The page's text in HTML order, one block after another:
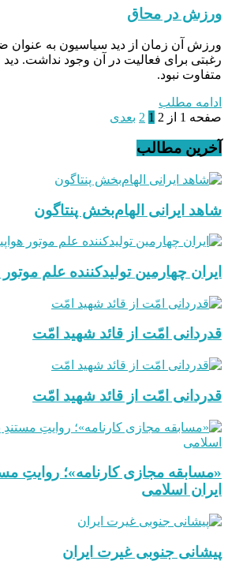
ورزش در محاق
ورزش آن زمان از دید سیاسیون به
رغبتی برای فعالیت در آن وجود نداشت. دید
متفاوت نبود.
ادامه مطلب
صفحه 1 از 2
1
2 بعدی
آخرین مطالب
شاهد ایرانی الهام‌بخش پنتاگون
ایران چهارمین تولیدکننده علم
قدردانی امّت از قائد شهید امّت
قدردانی امّت از قائد شهید امّت
«مسابقه مجازی کارنامه»؛ روایتِ
ایران اسلامی
پیشانی جنوبی غیرت ایران